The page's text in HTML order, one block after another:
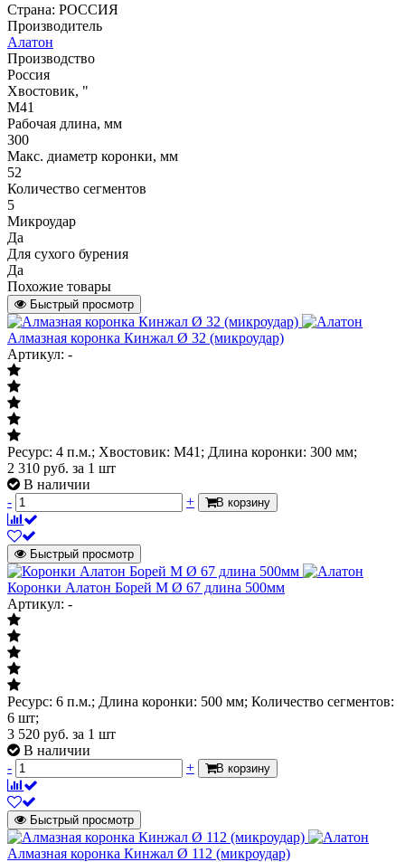
Страна: РОССИЯ
Производитель
Алатон
Производство
Россия
Хвостовик, "
М41
Рабочая длина, мм
300
Макс. диаметр коронки, мм
52
Количество сегментов
5
Микроудар
Да
Для сухого бурения
Да
Похожие товары
Быстрый просмотр
Алмазная коронка Кинжал Ø 32 (микроудар)
Артикул: -
Ресурс: 4 п.м.; Хвостовик: М41; Длина коронки: 300 мм;
2 310 руб. за 1 шт
В наличии
-
+ В корзину
Быстрый просмотр
Коронки Алатон Борей М Ø 67 длина 500мм
Артикул: -
Ресурс: 6 п.м.; Длина коронки: 500 мм; Количество сегментов:
6 шт;
3 520 руб. за 1 шт
В наличии
-
+ В корзину
Быстрый просмотр
Алмазная коронка Кинжал Ø 112 (микроудар)